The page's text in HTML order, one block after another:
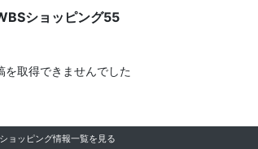
ショッピング55
を取得できませんでした
ショッピング情報一覧を見る